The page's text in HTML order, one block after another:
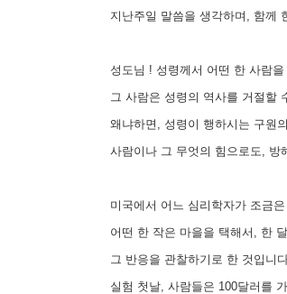
本文
지난주일 말씀을 생각하며, 함께
성도님 ! 성령께서 어떤 한 사람
그 사람은 성령의 역사를 거절할
왜냐하면, 성령이 행하시는 구원
사람이나 그 무엇의 힘으로도, 방
미국에서 어느 심리학자가 조금
어떤 한 작은 마을을 택해서, 한
그 반응을 관찰하기로 한 것입니
실험 첫날, 사람들은 100달러를